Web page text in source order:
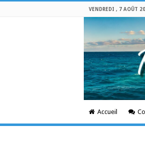
VENDREDI , 7 AOÛT
Accueil